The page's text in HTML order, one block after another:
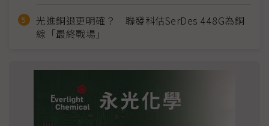
光進銅退更明確？ 聯發科估SerDes 448G為銅
線「最終戰場」